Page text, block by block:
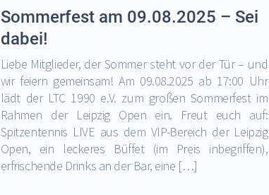
Sommerfest am 09.08.2025 – Sei
dabei!
Liebe Mitglieder, der Sommer steht vor der Tür – und
wir feiern gemeinsam! Am 09.08.2025 ab 17:00 Uhr
lädt der LTC 1990 e.V. zum großen Sommerfest im
Rahmen der Leipzig Open ein. Freut euch auf:
Spitzentennis LIVE aus dem VIP-Bereich der Leipzig
Open, ein leckeres Büffet (im Preis inbegriffen),
erfrischende Drinks an der Bar, eine […]